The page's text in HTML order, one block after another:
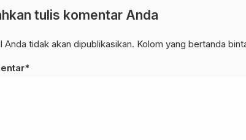
tulis komentar Anda
Anda tidak akan dipublikasikan. Kolom yang bertanda